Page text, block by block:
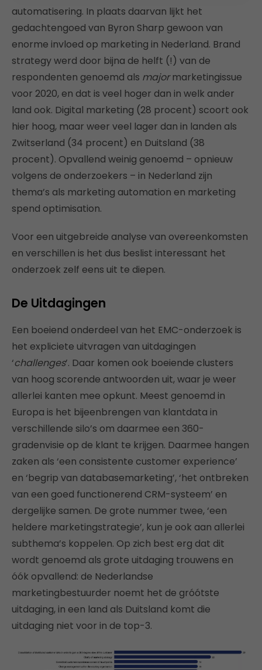
automatisering. In plaats daarvan lijkt het
gedachtengoed van Byron Sharp gewoon van
enorme invloed op marketing in Nederland. Brand
strategy werd door bijna de helft (!) van de
respondenten genoemd als majormarketingissue
voor 2020, en dat is veel hoger dan in welk ander
land ook. Digital marketing (28 procent) scoort ook
hier hoog, maar weer veel lager dan in landen als
Zwitserland (34 procent) en Duitsland (38
procent). Opvallend weinig genoemd – opnieuw
volgens de onderzoekers – in Nederland zijn
thema’s als marketing automation en marketing
spend optimisation.
Voor een uitgebreide analyse van overeenkomsten
en verschillen is het dus beslist interessant het
onderzoek zelf eens uit te diepen.
De Uitdagingen
Een boeiend onderdeel van het EMC-onderzoek is
het expliciete uitvragen van uitdagingen
‘challenges’. Daar komen ook boeiende clusters
van hoog scorende antwoorden uit, waar je weer
allerlei kanten mee opkunt. Meest genoemd in
Europa is het bijeenbrengen van klantdata in
verschillende silo’s om daarmee een 360-
gradenvisie op de klant te krijgen. Daarmee hangen
zaken als ‘een consistente customer experience’
en ‘begrip van databasemarketing’, ‘het ontbreken
van een goed functionerend CRM-systeem’ en
dergelijke samen. De grote nummer twee, ‘een
heldere marketingstrategie’, kun je ook aan allerlei
subthema’s koppelen. Op zich best erg dat dit
wordt genoemd als grote uitdaging trouwens en
óók opvallend: de Nederlandse
marketingbestuurder noemt het de gróótste
uitdaging, in een land als Duitsland komt die
uitdaging niet voor in de top-3.